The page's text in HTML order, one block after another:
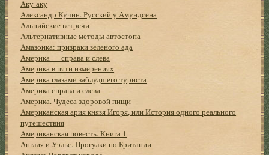
Аку-аку
Александр Кучин. Русский у Амундсена
Альпийские встречи
Альтернативные методы автостопа
Амазонка: призраки зеленого ада
Америка — справа и слева
Америка в пяти измерениях
Америка глазами заблудшего туриста
Америка справа и слева
Америка. Чудеса здоровой пищи
Американская ария князя Игоря, или История одного реального
путешествия
Американская повесть. Книга 1
Англия и Уэльс. Прогулки по Британии